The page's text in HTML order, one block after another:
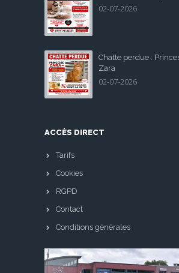
02-07-2026
Chatte perdue :
Zara
02-07-2026
ACCÈS DIRECT
Tarifs
Cookies
RGPD
Contact
Conditions générales